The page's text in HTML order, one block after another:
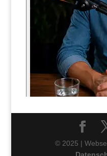
© 2025 |